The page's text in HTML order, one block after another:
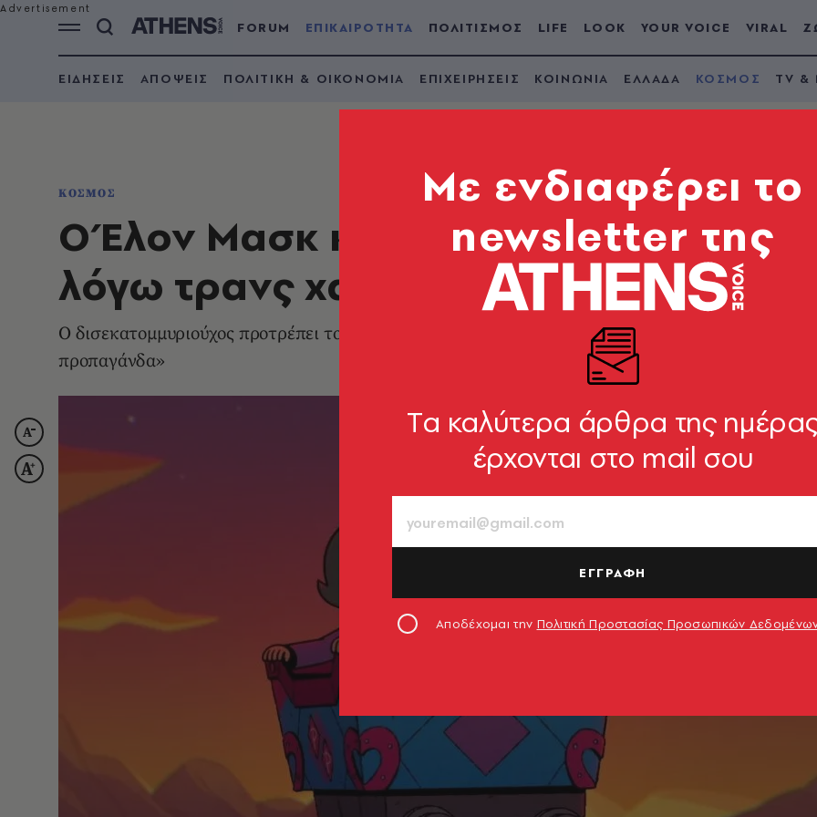
FORUM ΕΠΙΚΑΙΡΟΤΗΤΑ ΠΟΛΙΤΙΣΜΟΣ LIFE LOOK YOUR VOICE VIRAL
ΕΙΔΗΣΕΙΣ ΑΠΟΨΕΙΣ ΠΟΛΙΤΙΚΗ & ΟΙΚΟΝΟΜΙΑ ΕΠΙΧΕΙΡΗΣΕΙΣ ΚΟΙΝΩΝΙΑ ΕΛΛΑΔΑ ΚΟΣΜΟΣ TV &
ΚΟΣΜΟΣ
Ο Έλον Μασκ καλεί σε ακύρωση του
λόγω τρανς χαρακτήρα σε παιδική
Ο δισεκατομμυριούχος προτρέπει τους ακολούθους του να διακόψουν τις συνδρομές - Μιλά για
προπαγάνδα»
Mε ενδιαφέρει το
newsletter της
Tα καλύτερα άρθρα της
έρχονται στο mail σου
ΕΓΓΡΑΦΗ
Αποδέχομαι την Πολιτική Προστασίας Προσωπικών